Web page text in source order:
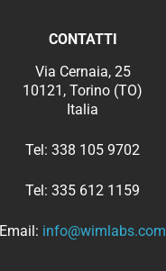
CONTATTI
Via Cernaia, 25
10121, Torino (TO)
Italia
Tel: 338 105 9702
Tel: 335 612 1159
Email: info@wimlabs.com